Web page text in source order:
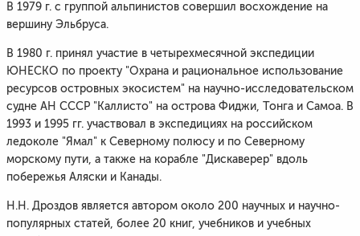
В 1979 г. с группой альпинистов совершил восхождение на
вершину Эльбруса.
В 1980 г. принял участие в четырехмесячной экспедиции
ЮНЕСКО по проекту "Охрана и рациональное использование
ресурсов островных экосистем" на научно-исследовательском
судне АН СССР "Каллисто" на острова Фиджи, Тонга и Самоа. В
1993 и 1995 гг. участвовал в экспедициях на российском
ледоколе "Ямал" к Северному полюсу и по Северному
морскому пути, а также на корабле "Дискаверер" вдоль
побережья Аляски и Канады.
Н.Н. Дроздов является автором около 200 научных и научно-
популярных статей, более 20 книг, учебников и учебных